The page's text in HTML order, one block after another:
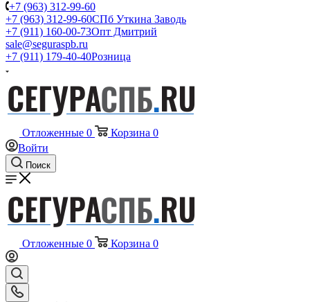
+7 (963) 312-99-60
+7 (963) 312-99-60СПб Уткина Заводь
+7 (911) 160-00-73Опт Дмитрий
sale@seguraspb.ru
+7 (911) 179-40-40Розница
Отложенные 0 Корзина 0
Войти
Поиск
Отложенные 0 Корзина 0